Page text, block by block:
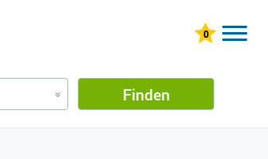
» Finden